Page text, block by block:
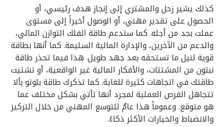
كذلك يشير زحل والمشتري إلى إنجاز هدف رئيسي، أو
الحصول على تقدير مهني، أو الوصول أخيراً إلى مستوى
عملت بجد من أجله. كما ستدعم طاقة الفلك التوازن المالي،
والدعم من الآخرين، والإدارة المالية السليمة. كما أنها بطاقة
قوية لنيل ما تستحقه بعد جهد طويل. هذا فيما تحذر طاقة
نبتون من المشتتات، والأفكار المالية غير الواقعية، أو تشتيت
طاقتك في اتجاهات كثيرة للغاية. كما تذكرك طاقة بلوتو بألا
تتجاهل الفرص العملية لمجرد أنها تأتي بشكل مختلف عما
هو متوقع. وعموماً هذا عامٌ للتوسع المهني من خلال التركيز
والانضباط والخيارات الأكثر ذكاءً.